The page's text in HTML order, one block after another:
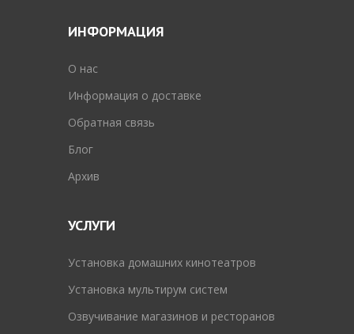
ИНФОРМАЦИЯ
O нас
Информация о доставке
Обратная связь
Блог
Архив
УСЛУГИ
Установка домашних кинотеатров
Установка мультирум систем
Озвучивание магазинов и ресторанов